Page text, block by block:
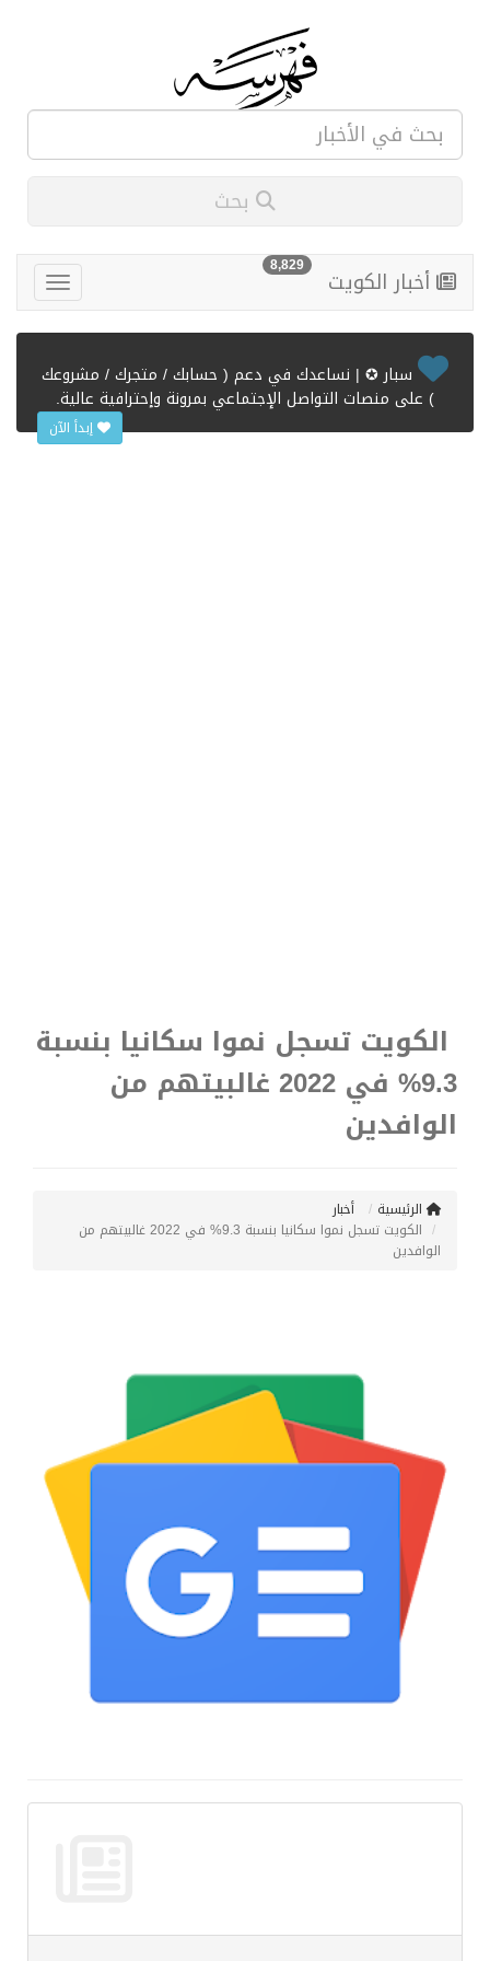
أخبار الكويت 8,829
سبار ✪ | نساعدك في دعم ( حسابك / متجرك / مشروعك
) على منصات التواصل الإجتماعي بمرونة وإحترافية عالية.
إبدأ الآن
الكويت تسجل نموا سكانيا بنسبة
9.3% في 2022 غالبيتهم من
الوافدين
الرئيسية
أخبار
الكويت تسجل نموا سكانيا بنسبة 9.3% في 2022 غالبيتهم من
الوافدين